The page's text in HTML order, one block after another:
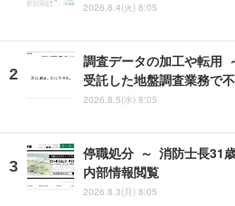
2026.8.4(火) 8:05
調査データの加工や転用
受託した地盤調査業務で
2026.8.5(水) 8:05
停職処分 ～ 消防士長31
内部情報閲覧
2026.8.3(月) 8:05